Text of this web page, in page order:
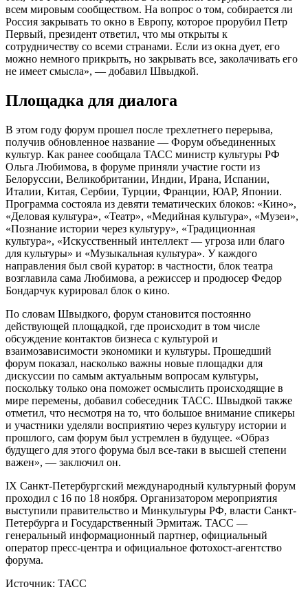
всем мировым сообществом. На вопрос о том, собирается ли
Россия закрывать то окно в Европу, которое прорубил Петр
Первый, президент ответил, что мы открыты к
сотрудничеству со всеми странами. Если из окна дует, его
можно немного прикрыть, но закрывать все, заколачивать его
не имеет смысла», — добавил Швыдкой.
Площадка для диалога
В этом году форум прошел после трехлетнего перерыва,
получив обновленное название — Форум объединенных
культур. Как ранее сообщала ТАСС министр культуры РФ
Ольга Любимова, в форуме приняли участие гости из
Белоруссии, Великобритании, Индии, Ирана, Испании,
Италии, Китая, Сербии, Турции, Франции, ЮАР, Японии.
Программа состояла из девяти тематических блоков: «Кино»,
«Деловая культура», «Театр», «Медийная культура», «Музеи»,
«Познание истории через культуру», «Традиционная
культура», «Искусственный интеллект — угроза или благо
для культуры» и «Музыкальная культура». У каждого
направления был свой куратор: в частности, блок театра
возглавила сама Любимова, а режиссер и продюсер Федор
Бондарчук курировал блок о кино.
По словам Швыдкого, форум становится постоянно
действующей площадкой, где происходит в том числе
обсуждение контактов бизнеса с культурой и
взаимозависимости экономики и культуры. Прошедший
форум показал, насколько важны новые площадки для
дискуссии по самым актуальным вопросам культуры,
поскольку только она поможет осмыслить происходящие в
мире перемены, добавил собеседник ТАСС. Швыдкой также
отметил, что несмотря на то, что большое внимание спикеры
и участники уделяли восприятию через культуру истории и
прошлого, сам форум был устремлен в будущее. «Образ
будущего для этого форума был все-таки в высшей степени
важен», — заключил он.
IX Санкт-Петербургский международный культурный форум
проходил с 16 по 18 ноября. Организатором мероприятия
выступили правительство и Минкультуры РФ, власти Санкт-
Петербурга и Государственный Эрмитаж. ТАСС —
генеральный информационный партнер, официальный
оператор пресс-центра и официальное фотохост-агентство
форума.
Источник: ТАСС